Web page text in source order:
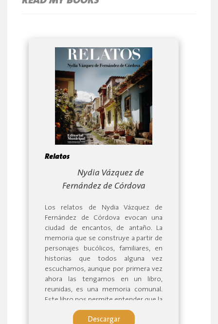
Relatos
Nydia Vázquez de
Fernández de Córdova
Los relatos de Nydia Vázquez de
Fernández de Córdova evocan una
ciudad de encantos, de antaño. La
memoria que se construye a partir de
personajes bucólicos, familiares, en
historias que todos alguna vez
escuchamos, aunque por primera vez
ahora las tengamos en un libro,
reunidas, es una memoria comunal.
Este libro nos permite entender que la
tradición colectiva se teje de historias
Descargar